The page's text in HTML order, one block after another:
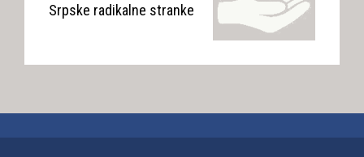
Srpske radikalne stranke